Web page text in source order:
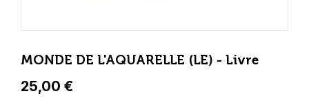
MONDE DE L'AQUARELLE (LE) - Livre
25,00 €